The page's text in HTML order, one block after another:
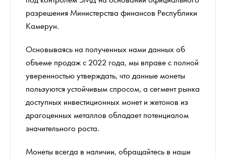
разрешения Министерства финансов Республики
Камерун.
Основываясь на полученных нами данных об
объеме продаж с 2022 года, мы вправе с полной
уверенностью утверждать, что данные монеты
пользуются устойчивым спросом, а сегмент рынка
доступных инвестиционных монет и жетонов из
драгоценных металлов обладает потенциалом
значительного роста.
Монеты всегда в наличии, обращайтесь в наши